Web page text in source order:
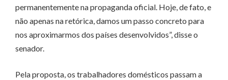
permanentemente na propaganda oficial. Hoje, de fato, e
não apenas na retórica, damos um passo concreto para
nos aproximarmos dos países desenvolvidos”, disse o
senador.
Pela proposta, os trabalhadores domésticos passam a